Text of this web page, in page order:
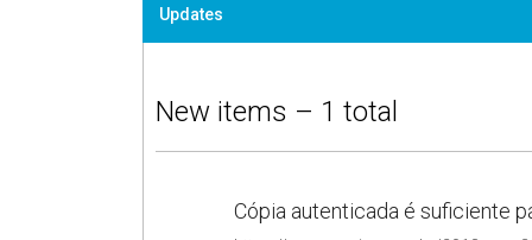
Updates
New items – 1 total
Cópia autenticada é suficiente